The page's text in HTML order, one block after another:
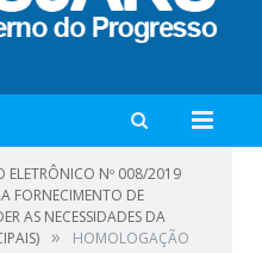
ELETRÔNICO Nº 008/2019
FORNECIMENTO DE
AS NECESSIDADES DA
» HOMOLOGAÇÃO